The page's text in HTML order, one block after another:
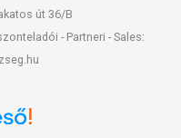
út 36/B
- Partneri - Sales: